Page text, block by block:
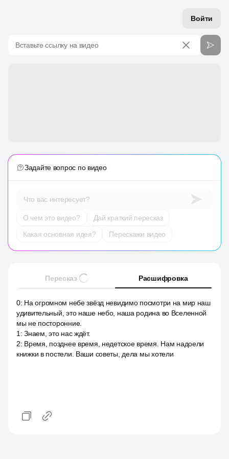
Войти
Вставьте ссылку на видео
Задайте вопрос по видео
Что вас интересует?
О чем это видео?
Дай краткий пересказ
Какая основная идея?
Перескажи видео
Пересказ Расшифровка
0: На огромном небе звёзд невидимо посмотри на мир наш
удивительный, это наше небо, наша родина во Вселенной
мы не посторонние.
1 :Знаем, это нас ждёт.
2: Время, позднее время, недетское время. Нам надоели
книжки в постели. Ваши советы, дела мы хотели